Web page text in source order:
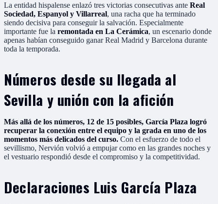
La entidad hispalense enlazó tres victorias consecutivas ante Real
Sociedad, Espanyol y Villarreal, una racha que ha terminado
siendo decisiva para conseguir la salvación. Especialmente
importante fue la remontada en La Cerámica, un escenario donde
apenas habían conseguido ganar Real Madrid y Barcelona durante
toda la temporada.
Números desde su llegada al
Sevilla y unión con la afición
Más allá de los números, 12 de 15 posibles, García Plaza logró
recuperar la conexión entre el equipo y la grada en uno de los
momentos más delicados del curso. Con el esfuerzo de todo el
sevillismo, Nervión volvió a empujar como en las grandes noches y
el vestuario respondió desde el compromiso y la competitividad.
Declaraciones Luis García Plaza